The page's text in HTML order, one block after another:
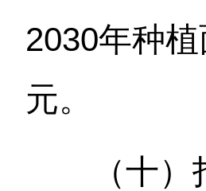
2030年种
元。
（十